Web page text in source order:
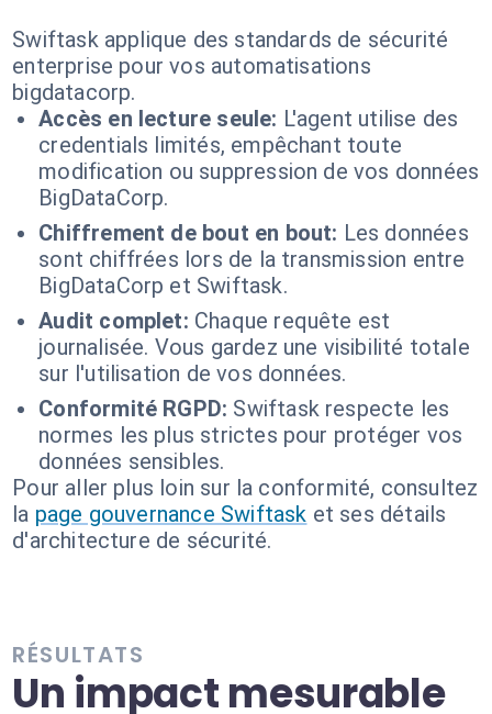
Swiftask applique des standards de sécurité
enterprise pour vos automatisations
bigdatacorp.
Accès en lecture seule: L'agent utilise des
credentials limités, empêchant toute
modification ou suppression de vos données
BigDataCorp.
Chiffrement de bout en bout: Les données
sont chiffrées lors de la transmission entre
BigDataCorp et Swiftask.
Audit complet: Chaque requête est
journalisée. Vous gardez une visibilité totale
sur l'utilisation de vos données.
Conformité RGPD: Swiftask respecte les
normes les plus strictes pour protéger vos
données sensibles.
Pour aller plus loin sur la conformité, consultez
la page gouvernance Swiftask et ses détails
d'architecture de sécurité.
RÉSULTATS
Un impact mesurable